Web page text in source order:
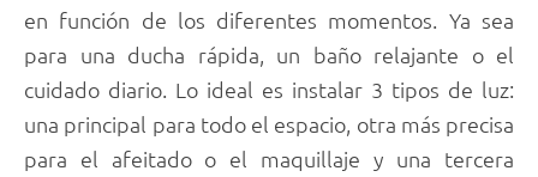
en función de los diferentes momentos. Ya sea
para una ducha rápida, un baño relajante o el
cuidado diario. Lo ideal es instalar 3 tipos de luz:
una principal para todo el espacio, otra más precisa
para el afeitado o el maquillaje y una tercera